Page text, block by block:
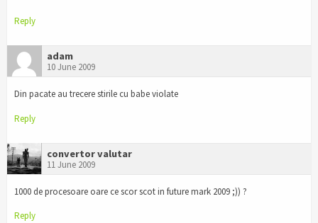
Reply
adam
10 June 2009
Din pacate au trecere stirile cu babe violate
Reply
convertor valutar
11 June 2009
1000 de procesoare oare ce scor scot in future mark 2009 ;)) ?
Reply